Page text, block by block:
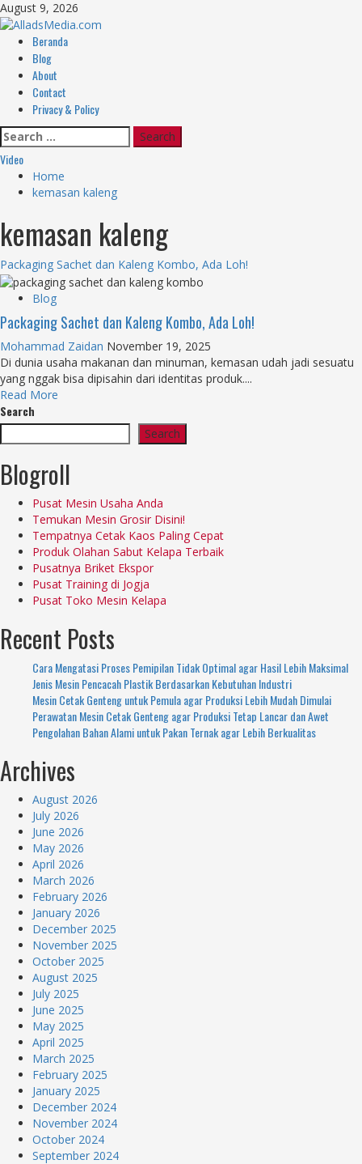
Skip
to
content
August 9, 2026
Primary
Menu
Beranda
Blog
About
Contact
Privacy & Policy
Search
for:
Video
Home
kemasan kaleng
kemasan kaleng
Packaging Sachet dan Kaleng Kombo, Ada Loh!
Blog
Packaging Sachet dan Kaleng Kombo, Ada Loh!
Mohammad Zaidan November 19, 2025
Di dunia usaha makanan dan minuman, kemasan udah jadi sesuatu
yang nggak bisa dipisahin dari identitas produk....
Read More
Search
Search
Blogroll
Pusat Mesin Usaha Anda
Temukan Mesin Grosir Disini!
Tempatnya Cetak Kaos Paling Cepat
Produk Olahan Sabut Kelapa Terbaik
Pusatnya Briket Ekspor
Pusat Training di Jogja
Pusat Toko Mesin Kelapa
Recent Posts
Cara Mengatasi Proses Pemipilan Tidak Optimal agar Hasil Lebih Maksimal
Jenis Mesin Pencacah Plastik Berdasarkan Kebutuhan Industri
Mesin Cetak Genteng untuk Pemula agar Produksi Lebih Mudah Dimulai
Perawatan Mesin Cetak Genteng agar Produksi Tetap Lancar dan Awet
Pengolahan Bahan Alami untuk Pakan Ternak agar Lebih Berkualitas
Archives
August 2026
July 2026
June 2026
May 2026
April 2026
March 2026
February 2026
January 2026
December 2025
November 2025
October 2025
August 2025
July 2025
June 2025
May 2025
April 2025
March 2025
February 2025
January 2025
December 2024
November 2024
October 2024
September 2024